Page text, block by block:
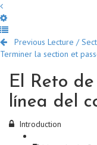
Previous Lecture /
Terminer la section et
El Reto
línea del
Introduction